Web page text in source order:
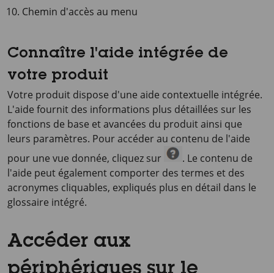
Chemin d'accès au menu
Connaître l'aide intégrée de
votre produit
Votre produit dispose d'une aide contextuelle intégrée.
L'aide fournit des informations plus détaillées sur les
fonctions de base et avancées du produit ainsi que
leurs paramètres. Pour accéder au contenu de l'aide
pour une vue donnée, cliquez sur
. Le contenu de
l'aide peut également comporter des termes et des
acronymes cliquables, expliqués plus en détail dans le
glossaire intégré.
Accéder aux